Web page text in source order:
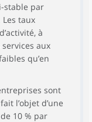
stable par
taux
à
aux
qu’en
sont
l’objet d’une
10 % par